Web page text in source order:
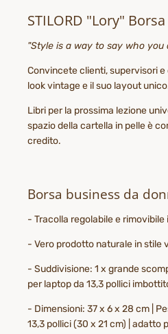
STILORD "Lory"
"Style is a way to say who
Convincete clienti, supervisori
look vintage e il suo layout
Libri per la prossima lezione
spazio della cartella in pelle è
credito.
Borsa business da
- Tracolla regolabile e
- Vero prodotto naturale in stile
- Suddivisione: 1 x grande
per laptop da 13,3 pollici
- Dimensioni: 37 x 6 x 28 cm |
13,3 pollici (30 x 21 cm) |